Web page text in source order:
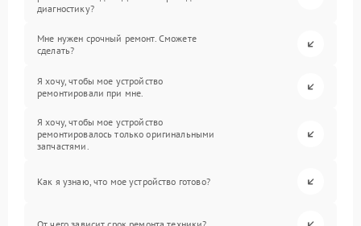
диагностику?
Мне нужен срочный ремонт. Сможете
сделать?
Я хочу, чтобы мое устройство
ремонтировали при мне.
Я хочу, чтобы мое устройство
ремонтировалось только оригинальными
запчастями.
Как я узнаю, что мое устройство готово?